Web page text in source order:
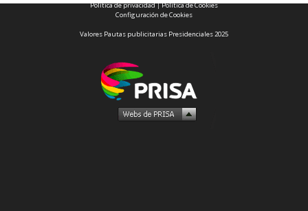
Política de privacidad|Política de Cookies
Configuración de Cookies
Valores Pautas publicitarias Presidenciales 2025